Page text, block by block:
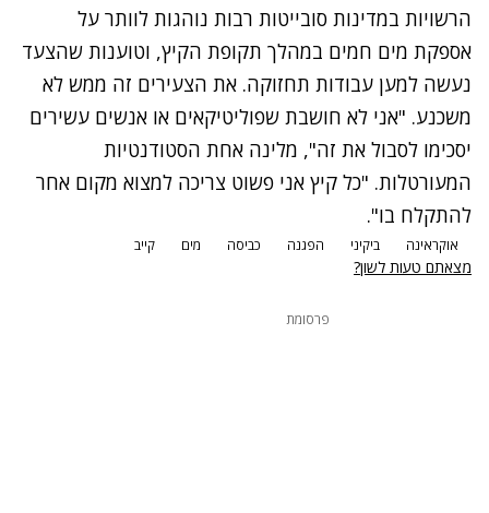
הרשויות במדינות סובייטות רבות נוהגות לוותר על
אספקת מים חמים במהלך תקופת הקיץ, וטוענות שהצעד
נעשה למען עבודות תחזוקה. את הצעירים זה ממש לא
משכנע. "אני לא חושבת שפוליטיקאים או אנשים עשירים
יסכימו לסבול את זה", מלינה אחת הסטודנטיות
המעורטלות. "כל קיץ אני פשוט צריכה למצוא מקום אחר
להתקלח בו".
אוקראינה ביקיני הפגנה כביסה מים קייב
מצאתם טעות לשון?
פרסומת